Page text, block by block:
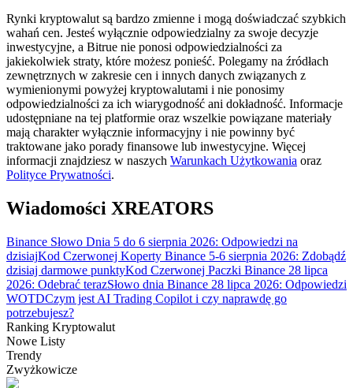
Przewodnik
Przewodnik dla początkujących dotyczący kontraktów futures
Strategie handlowe
Dowiedz się, jak zachować rentowność
Rynki kryptowalut są bardzo zmienne i mogą doświadczać szybkich
wahań cen. Jesteś wyłącznie odpowiedzialny za swoje decyzje
inwestycyjne, a Bitrue nie ponosi odpowiedzialności za
jakiekolwiek straty, które możesz ponieść. Polegamy na źródłach
zewnętrznych w zakresie cen i innych danych związanych z
wymienionymi powyżej kryptowalutami i nie ponosimy
odpowiedzialności za ich wiarygodność ani dokładność. Informacje
udostępniane na tej platformie oraz wszelkie powiązane materiały
mają charakter wyłącznie informacyjny i nie powinny być
traktowane jako porady finansowe lub inwestycyjne. Więcej
informacji znajdziesz w naszych Warunkach Użytkowania oraz
Polityce Prywatności.
Wiadomości XREATORS
Binance Słowo Dnia 5 do 6 sierpnia 2026: Odpowiedzi na
dzisiajKod Czerwonej Koperty Binance 5-6 sierpnia 2026: Zdobądź
dzisiaj darmowe punktyKod Czerwonej Paczki Binance 28 lipca
2026: Odebrać terazSłowo dnia Binance 28 lipca 2026: Odpowiedzi
WOTDCzym jest AI Trading Copilot i czy naprawdę go
potrzebujesz?
Ranking Kryptowalut
Nowe Listy
Trendy
Zwyżkowicze